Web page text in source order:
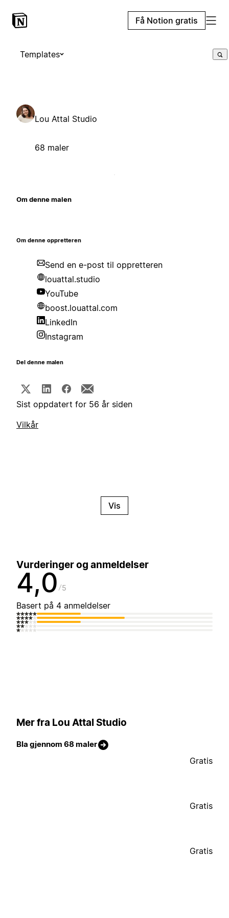
Få Notion gratis
Templates
Lou Attal Studio
68 maler
Om denne malen
Om denne oppretteren
Send en e-post til oppretteren
louattal.studio
YouTube
boost.louattal.com
LinkedIn
Instagram
Del denne malen
Sist oppdatert for 56 år siden
Vilkår
Vis
Vurderinger og anmeldelser
4,0 5
Basert på 4 anmeldelser
Mer fra Lou Attal Studio
Bla gjennom 68 maler
Gratis
Gratis
Gratis